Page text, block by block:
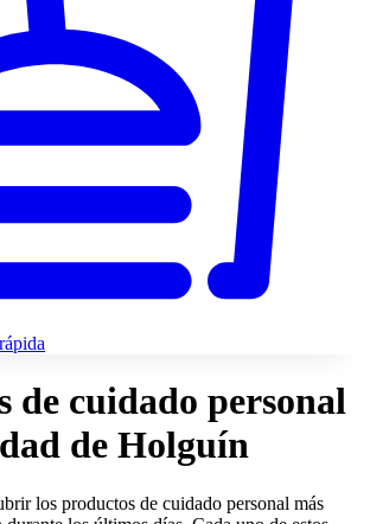
de cuidado personal
de Holguín
los productos de cuidado personal más